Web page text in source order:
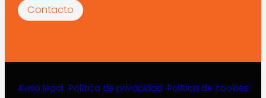
Contacto
Aviso legal Política de privacidad Política de cookies